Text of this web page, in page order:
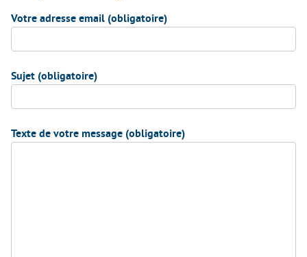
Votre adresse email (obligatoire)
Sujet (obligatoire)
Texte de votre message (obligatoire)